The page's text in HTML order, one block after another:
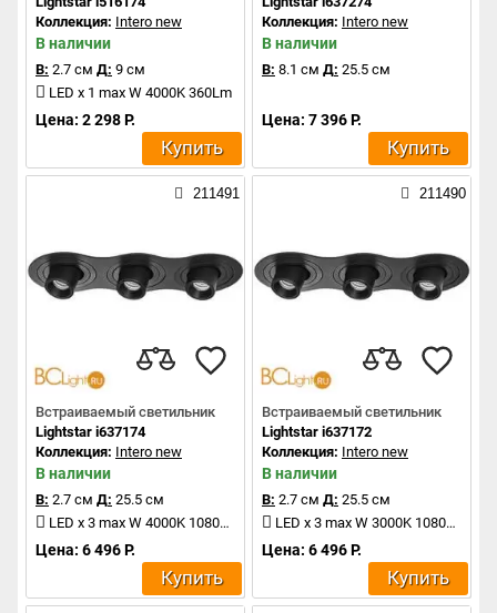
Коллекция: Intero new
В наличии
В: 2.7 см Д: 9 см
LED x 1 max W 4000K 360Lm
Цена: 2 298 Р.
Купить
Коллекция: Intero new
В наличии
В: 8.1 см Д: 25.5 см
Цена: 7 396 Р.
Купить
211491
Встраиваемый светильник
Lightstar i637174
Коллекция: Intero new
В наличии
В: 2.7 см Д: 25.5 см
LED x 3 max W 4000K 1080Lm
Цена: 6 496 Р.
Купить
211490
Встраиваемый светильник
Lightstar i637172
Коллекция: Intero new
В наличии
В: 2.7 см Д: 25.5 см
LED x 3 max W 3000K 1080Lm
Цена: 6 496 Р.
Купить